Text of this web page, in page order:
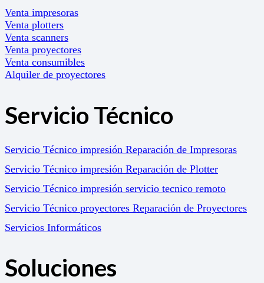
Venta impresoras
Venta plotters
Venta scanners
Venta proyectores
Venta consumibles
Alquiler de proyectores
Servicio Técnico
Servicio Técnico impresión Reparación de Impresoras
Servicio Técnico impresión Reparación de Plotter
Servicio Técnico impresión servicio tecnico remoto
Servicio Técnico proyectores Reparación de Proyectores
Servicios Informáticos
Soluciones